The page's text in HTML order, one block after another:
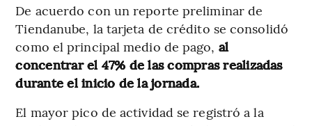
De acuerdo con un reporte preliminar de
Tiendanube, la tarjeta de crédito se consolidó
como el principal medio de pago, al
concentrar el 47% de las compras realizadas
durante el inicio de la jornada.
El mayor pico de actividad se registró a la